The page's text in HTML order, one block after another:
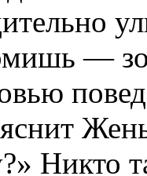
—
Никто